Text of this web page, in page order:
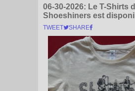
06-30-2026: Le T-Shirts
Shoeshiners est
TWEET SHARE